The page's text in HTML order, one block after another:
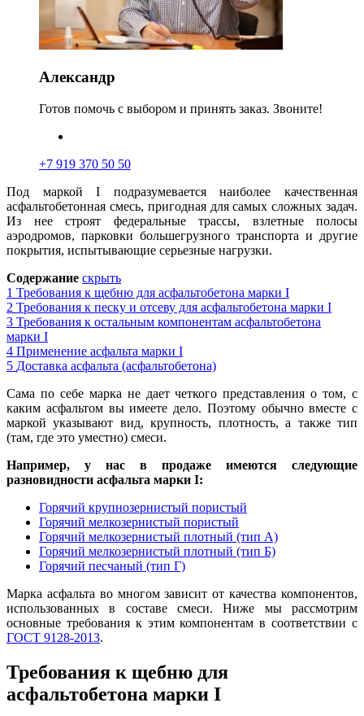
Александр
Готов помочь с выбором и принять заказ. Звоните!
+7 919 370 50 50
Под маркой I подразумевается наиболее качественная
асфальтобетонная смесь, пригодная для самых сложных задач.
Из нее строят федеральные трассы, взлетные полосы
аэродромов, парковки большегрузного транспорта и другие
покрытия, испытывающие серьезные нагрузки.
Содержание скрыть
1 Требования к щебню для асфальтобетона марки I
2 Требования к песку и отсеву для асфальтобетона марки I
3 Требования к остальным компонентам асфальтобетона
марки I
4 Применение асфальта марки I
5 Доставка асфальта (асфальтобетона)
Сама по себе марка не дает четкого представления о том, с
каким асфальтом вы имеете дело. Поэтому обычно вместе с
маркой указывают вид, крупность, плотность, а также тип
(там, где это уместно) смеси.
Например, у нас в продаже имеются следующие
разновидности асфальта марки I:
Горячий крупнозернистый пористый
Горячий мелкозернистый пористый
Горячий мелкозернистый плотный (тип А)
Горячий мелкозернистый плотный (тип Б)
Горячий песчаный (тип Г)
Марка асфальта во многом зависит от качества компонентов,
использованных в составе смеси. Ниже мы рассмотрим
основные требования к этим компонентам в соответствии с
ГОСТ 9128-2013.
Требования к щебню для
асфальтобетона марки I